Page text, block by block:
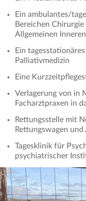
Ein ambulantes/
Bereichen
Allgemeinen
Ein
Palliativmedizin
Eine
Verlagerung von in
Facharztpraxen in
Rettungsstelle mit
Rettungswagen
Tagesklinik für
psychiatrischer